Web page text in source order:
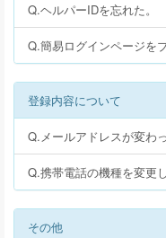
Q.ヘルパーIDを忘れた。
Q.簡易ログインページを
登録内容について
Q.メールアドレスが変わっ
Q.携帯電話の機種を変更
その他